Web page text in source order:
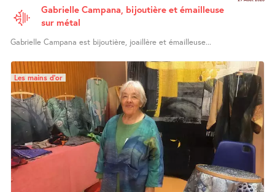
Gabrielle Campana, bijoutière et émailleuse
sur métal
Gabrielle Campana est bijoutière, joaillère et émailleuse...
Les mains d’or